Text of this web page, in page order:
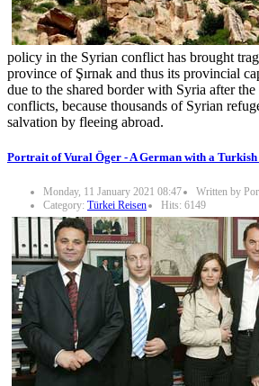
policy in the Syrian conflict has brought
province of Şırnak and thus its provincial
due to the shared border with Syria after
conflicts, because thousands of Syrian
salvation by fleeing abroad.
Portrait of Vural Öger - A German with a
Monday, 11 January 2021 08:47
Written by
Category: Türkei Reisen Hits: 6149